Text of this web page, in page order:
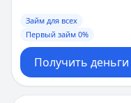
Займ для всех
Первый займ 0%
Получить деньги